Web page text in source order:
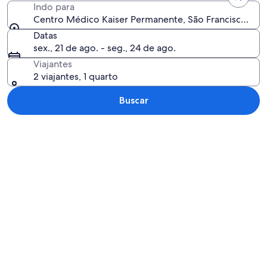
Indo para
Centro Médico Kaiser Permanente, São Francisco,
Datas
sex., 21 de ago. - seg., 24 de ago.
Viajantes
2 viajantes, 1 quarto
Buscar